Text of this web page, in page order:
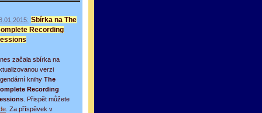
Sbírka na The
Recording
začala sbírka na
verzi
knihy The
Recording
. Přispět můžete
. Za příspěvek v